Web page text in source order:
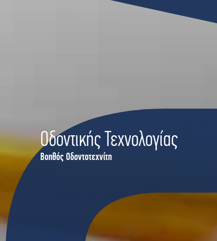
Οδοντικής Τεχνολογίας
Βοηθός Οδοντοτεχνίτη